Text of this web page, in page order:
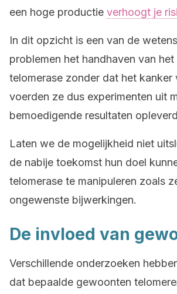
een hoge productie verhoogt je
In dit opzicht is een van de
problemen het handhaven van het
telomerase zonder dat het kanker
voerden ze dus experimenten uit
bemoedigende resultaten
Laten we de mogelijkheid niet
de nabije toekomst hun doel
telomerase te manipuleren zoals
ongewenste bijwerkingen.
De invloed van
Verschillende onderzoeken
dat bepaalde gewoonten